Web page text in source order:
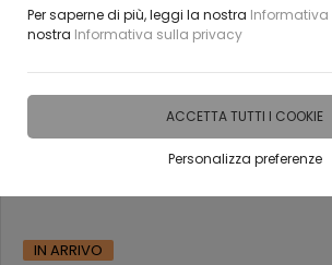
Per saperne di più, leggi la nostra Informativa
nostra Informativa sulla privacy
ACCETTA TUTTI I COOKIE
Personalizza preferenze
Porta a 2 ante fisso +
scorrevole in vetro e
parapetto in vetro
IN ARRIVO